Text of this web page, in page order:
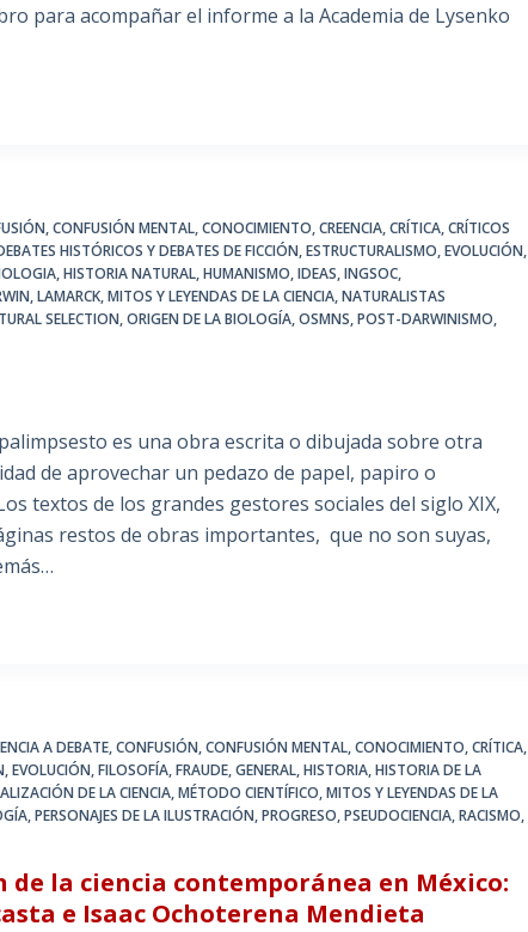
para acompañar el informe a la Academia de Lysenko
,CONFUSIÓN MENTAL,CONOCIMIENTO,CREENCIA,CRÍTICA,CRÍTICOS
HISTÓRICOS Y DEBATES DE FICCIÓN,ESTRUCTURALISMO,EVOLUCIÓN,
,HISTORIA NATURAL,HUMANISMO,IDEAS,INGSOC,
,LAMARCK,MITOS Y LEYENDAS DE LA CIENCIA,NATURALISTAS
SELECTION,ORIGEN DE LA BIOLOGÍA,OSMNS,POST-DARWINISMO,
es una obra escrita o dibujada sobre otra
de aprovechar un pedazo de papel, papiro o
textos de los grandes gestores sociales del siglo XIX,
restos de obras importantes, que no son suyas,
A DEBATE,CONFUSIÓN,CONFUSIÓN MENTAL,CONOCIMIENTO,CRÍTICA,
,EVOLUCIÓN,FILOSOFÍA,FRAUDE,GENERAL,HISTORIA,HISTORIA DE LA
DE LA CIENCIA,MÉTODO CIENTÍFICO,MITOS Y LEYENDAS DE LA
,PERSONAJES DE LA ILUSTRACIÓN,PROGRESO,PSEUDOCIENCIA,RACISMO,
la ciencia contemporánea en México:
e Isaac Ochoterena Mendieta